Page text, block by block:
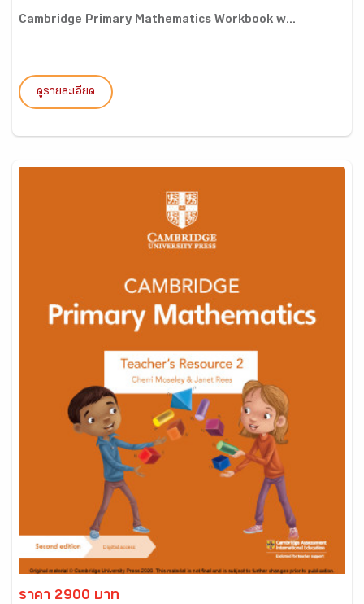
Cambridge Primary Mathematics Workbook w...
ดูรายละเอียด
ราคา 2900 บาท